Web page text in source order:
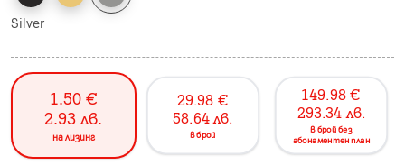
Silver
1.50 €
2.93 лв.
на лизинг
29.98 €
58.64 лв.
в брой
149.98 €
293.34 лв.
в брой без
абонаментен план